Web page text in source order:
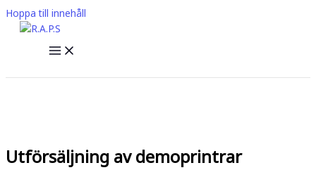
Hoppa till innehåll
Utförsäljning av demoprintrar